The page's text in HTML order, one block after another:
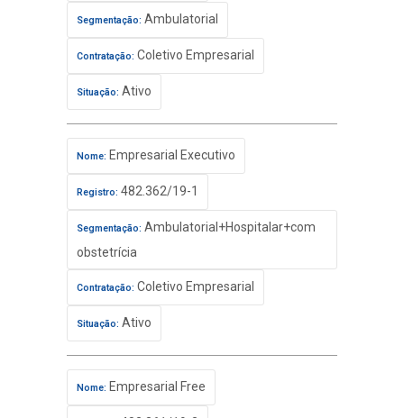
Segmentação: Ambulatorial
Contratação: Coletivo Empresarial
Situação: Ativo
Nome: Empresarial Executivo
Registro: 482.362/19-1
Segmentação: Ambulatorial+Hospitalar+com
obstetrícia
Contratação: Coletivo Empresarial
Situação: Ativo
Nome: Empresarial Free